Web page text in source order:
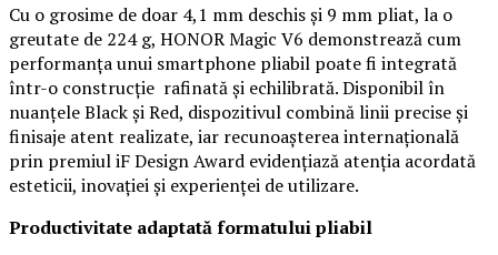
Cu o grosime de doar 4,1 mm deschis și 9 mm pliat, la o
greutate de 224 g, HONOR Magic V6 demonstrează cum
performanța unui smartphone pliabil poate fi integrată
într-o construcție rafinată și echilibrată. Disponibil în
nuanțele Black și Red, dispozitivul combină linii precise și
finisaje atent realizate, iar recunoașterea internațională
prin premiul iF Design Award evidențiază atenția acordată
esteticii, inovației și experienței de utilizare.
Productivitate adaptată formatului pliabil